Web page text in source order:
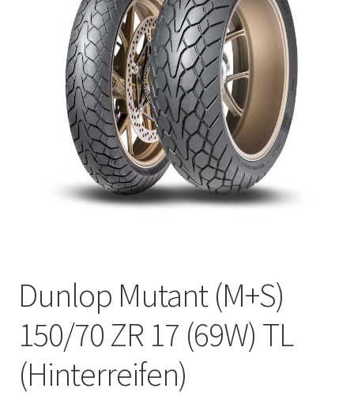
Reifentests
Dunlop Mutant (M+S)
150/70 ZR 17 (69W) TL
(Hinterreifen)